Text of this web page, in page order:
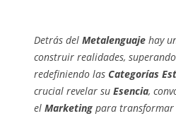
Detrás del Metalenguaje hay
construir realidades, superando
redefiniendo las Categorías
crucial revelar su Esencia,
el Marketing para transformar